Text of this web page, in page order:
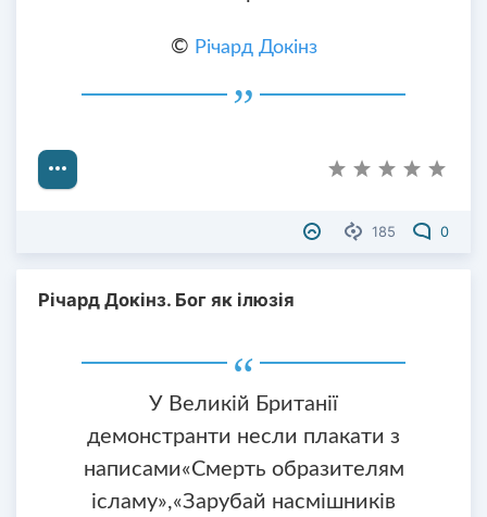
© Річард Докінз
185 0
Річард Докінз. Бог як ілюзія
У Великій Британії
демонстранти несли плакати з
написами«Смерть образителям
ісламу»,«Зарубай насмішників